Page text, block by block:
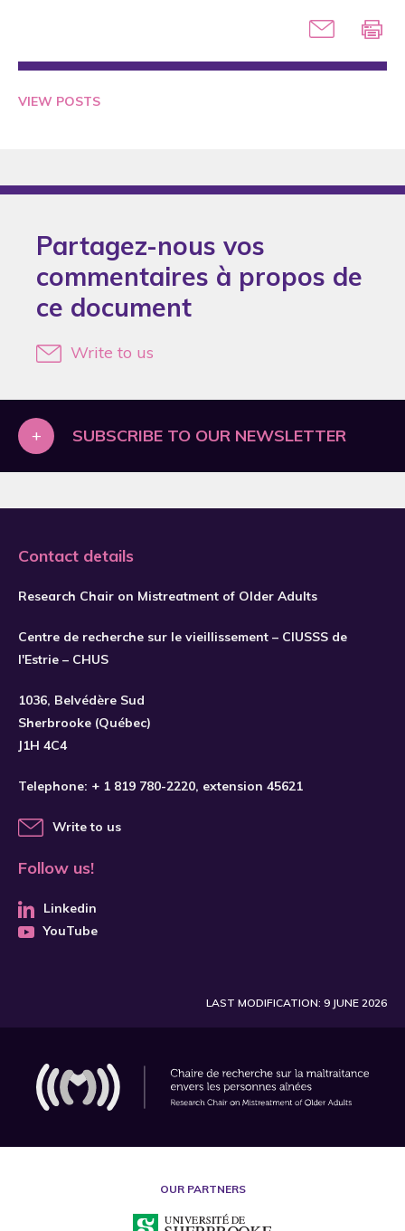
2012
2013
2014
2018
2019
2023
2024
VIEW POSTS
Partagez-nous vos
commentaires à propos de
ce document
Write to us
+ SUBSCRIBE TO OUR NEWSLETTER
Contact details
Research Chair on Mistreatment of Older Adults
Centre de recherche sur le vieillissement – CIUSSS de
l'Estrie – CHUS
1036, Belvédère Sud
Sherbrooke (Québec)
J1H 4C4
Telephone: + 1 819 780-2220, extension 45621
Write to us
Follow us!
Linkedin
YouTube
LAST MODIFICATION: 9 JUNE 2026
OUR PARTNERS